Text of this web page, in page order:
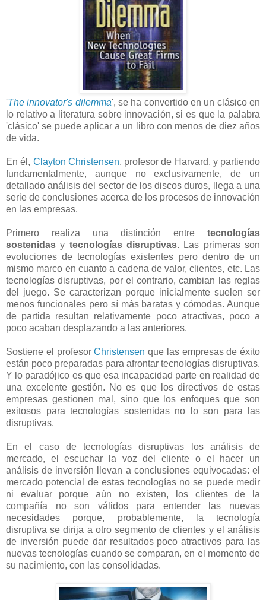
'The innovator's dilemma', se ha convertido en un clásico en
lo relativo a literatura sobre innovación, si es que la palabra
'clásico' se puede aplicar a un libro con menos de diez años
de vida.
En él, Clayton Christensen, profesor de Harvard, y partiendo
fundamentalmente, aunque no exclusivamente, de un
detallado análisis del sector de los discos duros, llega a una
serie de conclusiones acerca de los procesos de innovación
en las empresas.
Primero realiza una distinción entre tecnologías
sostenidas y tecnologías disruptivas. Las primeras son
evoluciones de tecnologías existentes pero dentro de un
mismo marco en cuanto a cadena de valor, clientes, etc. Las
tecnologías disruptivas, por el contrario, cambian las reglas
del juego. Se caracterizan porque inicialmente suelen ser
menos funcionales pero sí más baratas y cómodas. Aunque
de partida resultan relativamente poco atractivas, poco a
poco acaban desplazando a las anteriores.
Sostiene el profesorChristensen que las empresas de éxito
están poco preparadas para afrontar tecnologías disruptivas.
Y lo paradójico es que esa incapacidad parte en realidad de
una excelente gestión. No es que los directivos de estas
empresas gestionen mal, sino que los enfoques que son
exitosos para tecnologías sostenidas no lo son para las
disruptivas.
En el caso de tecnologías disruptivas los análisis de
mercado, el escuchar la voz del cliente o el hacer un
análisis de inversión llevan a conclusiones equivocadas: el
mercado potencial de estas tecnologías no se puede medir
ni evaluar porque aún no existen, los clientes de la
compañía no son válidos para entender las nuevas
necesidades porque, probablemente, la tecnología
disruptiva se dirija a otro segmento de clientes y el análisis
de inversión puede dar resultados poco atractivos para las
nuevas tecnologías cuando se comparan, en el momento de
su nacimiento, con las consolidadas.